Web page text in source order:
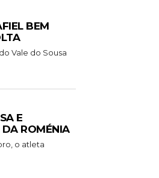
BEM
Vale do Sousa
E
ROMÉNIA
o atleta